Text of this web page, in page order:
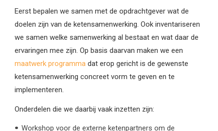
Eerst bepalen we samen met de opdrachtgever wat de
doelen zijn van de ketensamenwerking. Ook inventariseren
we samen welke samenwerking al bestaat en wat daar de
ervaringen mee zijn. Op basis daarvan maken we een
maatwerk programma dat erop gericht is de gewenste
ketensamenwerking concreet vorm te geven en te
implementeren.
Onderdelen die we daarbij vaak inzetten zijn:
Workshop voor de externe ketenpartners om de